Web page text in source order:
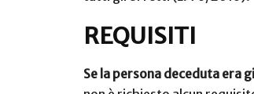
REQUISITI
Se la persona deceduta era